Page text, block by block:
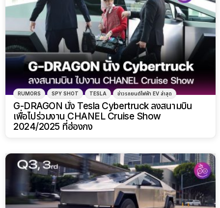
RUMORS SPY SHOT TESLA ข่าวรถยนต์ไฟฟ้า EV ล่าสุด
G-DRAGON นั่ง Tesla Cybertruck ลงสนามบิน
เพื่อไปร่วมงาน CHANEL Cruise Show
2024/2025 ที่ฮ่องกง